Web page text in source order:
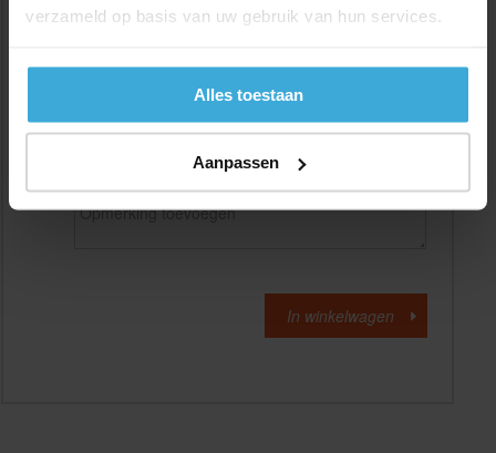
verzameld op basis van uw gebruik van hun services.
Alles toestaan
Aanpassen
Materiaalkosten
Alle bedragen zijn excl. 21% BTW